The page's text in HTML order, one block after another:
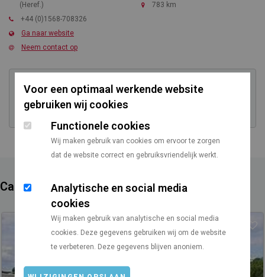
Voor een optimaal werkende website
gebruiken wij cookies
Functionele cookies
Wij maken gebruik van cookies om ervoor te zorgen
dat de website correct en gebruiksvriendelijk werkt.
Analytische en social media
cookies
Wij maken gebruik van analytische en social media
cookies. Deze gegevens gebruiken wij om de website
te verbeteren. Deze gegevens blijven anoniem.
(Heref.)
+44 (0)1568-708326
Ga naar website
Neem contact op
783 km
Kom direct in contact
Campings in de buurt